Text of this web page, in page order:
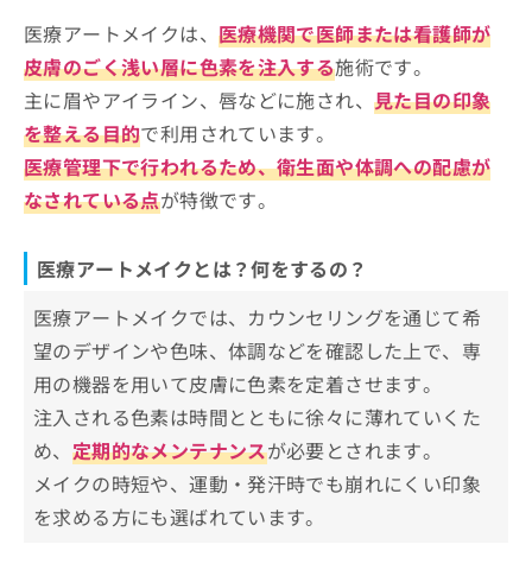
医療アートメイクを受けるクリニック
を選ぶ際にチェックする4つのポイント
そもそも医療アートメイクってどんな施術？よく
ある質問も掲載！
千葉県で評判の医療アートメイクにお
すすめのクリニック5選
HSクリニック
肌と歯のクリニック 東京ベイ幕張
イデア美容皮膚科クリニック 船橋院
ファミール産院たてやま
【医療アートメイクの基礎知識】これを知って
から医療アートメイクの施術を検討しよう！
医療アートメイクのメリット・デメリ
ットとは
医療アートメイクのメリット
医療アートメイクが可能な施術箇所と
医療アートメイクは、 医療機関で医師または看護師が
皮膚のごく浅い層に色素を注入する施術です。
主に眉やアイライン、唇などに施され、見た目の印象
を整える目的で利用されています。
医療管理下で行われるため、衛生面や体調への配慮が
なされている点が特徴です。
医療アートメイクとは？何をするの？
医療アートメイクでは、カウンセリングを通じて希
望のデザインや色味、体調などを確認した上で、専
用の機器を用いて皮膚に色素を定着させます。
注入される色素は時間とともに徐々に薄れていくた
め、 定期的なメンテナンスが必要とされます。
メイクの時短や、運動・発汗時でも崩れにくい印象
を求める方にも選ばれています。
掲
載
情
報
の
修
正
ち
そ
の
他
の
お
い
合
報
拡
充
の
お
申
し
込
み
こ
ら